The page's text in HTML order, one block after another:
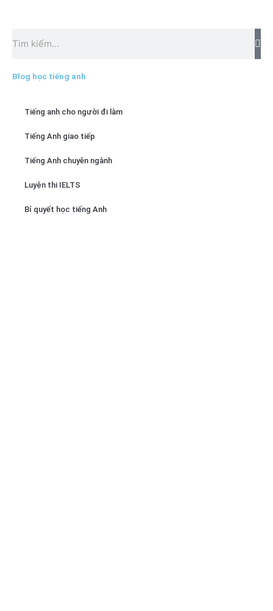
kiếm
Blog học tiếng anh
Tiếng anh cho người đi làm
Tiếng Anh giao tiếp
Tiếng Anh chuyên ngành
Luyện thi IELTS
Bí quyết học tiếng Anh